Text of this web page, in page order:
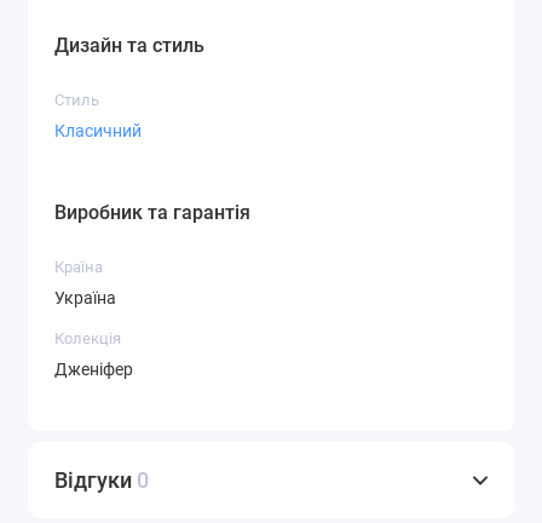
Дизайн та стиль
Стиль
Класичний
Виробник та гарантія
Країна
Україна
Колекція
Дженіфер
Відгуки 0